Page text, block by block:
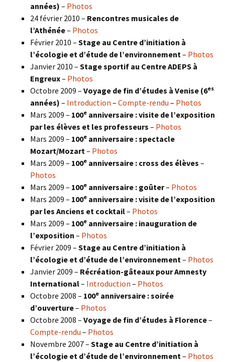
années) – Photos
24 février 2010 – Rencontres musicales de
l’Athénée– Photos
Février 2010 – Stage au Centre d’initiation à
l’écologie et d’étude de l’environnement– Photos
Janvier 2010 – Stage sportif au Centre ADEPS à
Engreux– Photos
Octobre 2009 – Voyage de fin d’études à Venise (6es
années) – Introduction – Compte-rendu – Photos
Mars 2009 – 100e anniversaire : visite de l’exposition
par les élèves et les professeurs – Photos
Mars 2009 – 100e anniversaire : spectacle
Mozart/Mozart– Photos
Mars 2009 – 100e anniversaire : cross des élèves –
Photos
Mars 2009 – 100e anniversaire : goûter– Photos
Mars 2009 – 100e anniversaire : visite de l’exposition
par les Anciens et cocktail– Photos
Mars 2009 – 100e anniversaire : inauguration de
l’exposition – Photos
Février 2009 – Stage au Centre d’initiation à
l’écologie et d’étude de l’environnement– Photos
Janvier 2009 – Récréation-gâteaux pour Amnesty
International– Introduction – Photos
Octobre 2008 – 100e anniversaire : soirée
d’ouverture– Photos
Octobre 2008 – Voyage de fin d’études à Florence–
Compte-rendu – Photos
Novembre 2007 – Stage au Centre d’initiation à
l’écologie et d’étude de l’environnement– Photos